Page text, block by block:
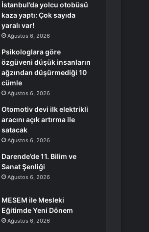
İstanbul’da yolcu otobüsü
kaza yaptı: Çok sayıda
yaralı var!
Ağustos 6, 2026
Psikologlara göre
özgüveni düşük insanların
ağzından düşürmediği 10
cümle
Ağustos 6, 2026
Otomotiv devi ilk elektrikli
aracını açık artırma ile
satacak
Ağustos 6, 2026
Darende’de 11. Bilim ve
Sanat Şenliği
Ağustos 6, 2026
MESEM ile Mesleki
Eğitimde Yeni Dönem
Ağustos 6, 2026